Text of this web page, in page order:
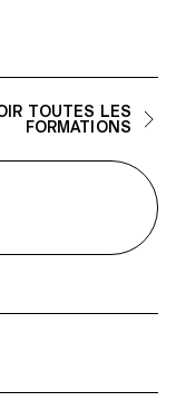
TOUTES LES
FORMATIONS